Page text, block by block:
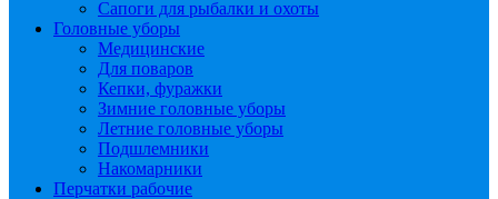
Сапоги для рыбалки и охоты
Головные уборы
Медицинские
Для поваров
Кепки, фуражки
Зимние головные уборы
Летние головные уборы
Подшлемники
Накомарники
Перчатки рабочие